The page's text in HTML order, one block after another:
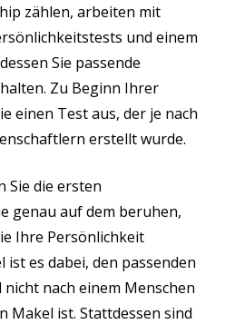
zählen, arbeiten mit
und einem
Sie passende
Zu Beginn Ihrer
einen Test aus, der je nach
erstellt wurde.
Sie die ersten
genau auf dem beruhen,
Ihre Persönlichkeit
ist es dabei, den passenden
nach einem Menschen
Makel ist. Stattdessen sind